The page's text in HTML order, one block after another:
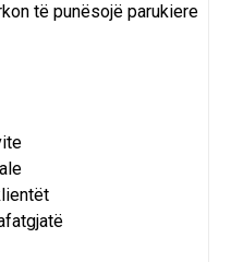
të punësojë parukiere